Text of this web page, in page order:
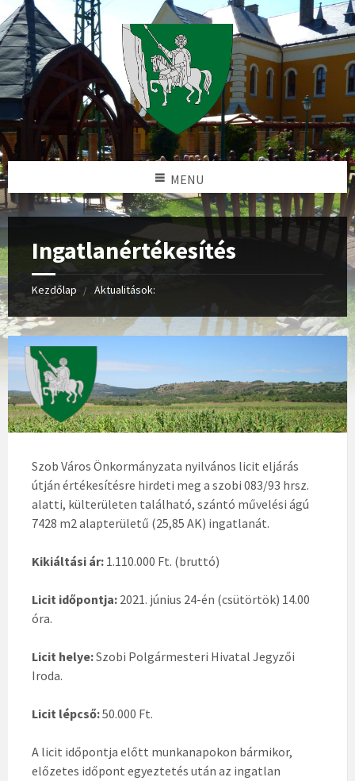
MENU
Ingatlanértékesítés
Kezdőlap Aktualitások:
Szob Város Önkormányzata nyilvános licit eljárás
útján értékesítésre hirdeti meg a szobi 083/93 hrsz.
alatti, külterületen található, szántó művelési ágú
7428 m2 alapterületű (25,85 AK) ingatlanát.
Kikiáltási ár: 1.110.000 Ft. (bruttó)
Licit időpontja: 2021. június 24-én (csütörtök) 14.00
óra.
Licit helye:Szobi Polgármesteri Hivatal Jegyzői
Iroda.
Licit lépcső:50.000 Ft.
A licit időpontja előtt munkanapokon bármikor,
előzetes időpont egyeztetés után az ingatlan